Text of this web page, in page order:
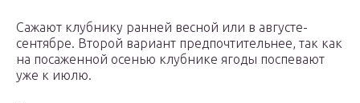
Сажают клубнику ранней весной или в августе-
сентябре. Второй вариант предпочтительнее, так как
на посаженной осенью клубнике ягоды поспевают
уже к июлю.